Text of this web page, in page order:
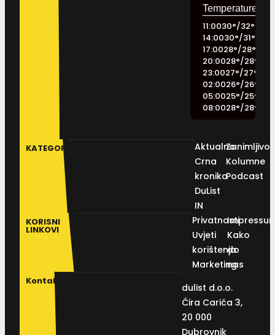
11:0030°/32°
14:0030°/31°
17:0028°/28°
20:0028°/28°
23:0027°/27°
02:0026°/26°
05:0025°/25°
08:0028°/28°
KATEGORIJE
Aktualno
Crna
kronika
DuList
IN
Kolumne
Podcast
KORISNI
LINKOVI
Privatnosti
Uvjeti
korištenja
Marketing
Kako
do
nas
Kontakt
dulist d.o.o.
Ćira Carića 3,
20 000
Dubrovnik